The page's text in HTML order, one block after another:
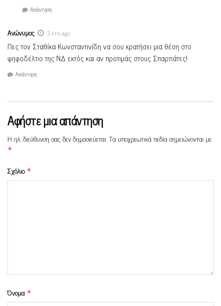
Απάντηση
Ανώνυμος 3 έτη ago
Πες τον Σταθίκα Κωνσταντινίδη να σου κρατήσει μια θέση στο
ψηφοδέλτιο της ΝΔ εκτός και αν προτιμάς στους Σπαρτιάτες!
Απάντηση
Αφήστε μια απάντηση
Η ηλ. διεύθυνση σας δεν δημοσιεύεται.Τα υποχρεωτικά πεδία σημειώνονται με
*
Σχόλιο *
Όνομα *